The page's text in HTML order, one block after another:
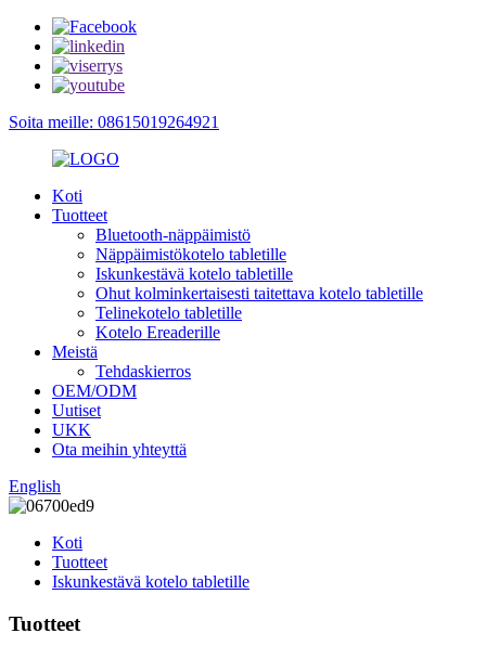
Soita meille: 08615019264921
Koti
Tuotteet
Bluetooth-näppäimistö
Näppäimistökotelo tabletille
Iskunkestävä kotelo tabletille
Ohut kolminkertaisesti taitettava kotelo tabletille
Telinekotelo tabletille
Kotelo Ereaderille
Meistä
Tehdaskierros
OEM/ODM
Uutiset
UKK
Ota meihin yhteyttä
English
Koti
Tuotteet
Iskunkestävä kotelo tabletille
Tuotteet